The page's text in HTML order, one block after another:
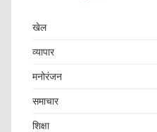
खेल
व्यापार
मनोरंजन
समाचार
शिक्षा